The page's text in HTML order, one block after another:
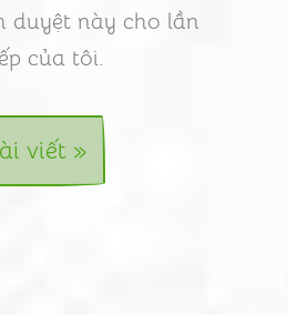
duyệt này cho lần
của tôi.